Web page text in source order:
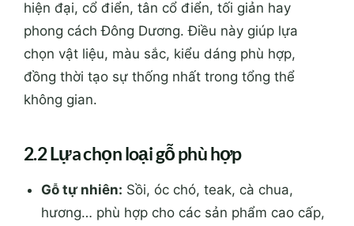
hiện đại, cổ điển, tân cổ điển, tối giản hay
phong cách Đông Dương. Điều này giúp lựa
chọn vật liệu, màu sắc, kiểu dáng phù hợp,
đồng thời tạo sự thống nhất trong tổng thể
không gian.
2.2 Lựa chọn loại gỗ phù hợp
Gỗ tự nhiên: Sồi, óc chó, teak, cà chua,
hương… phù hợp cho các sản phẩm cao cấp,